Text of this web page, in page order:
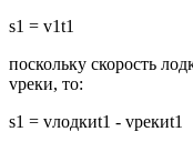
s1 = v1t1
поскольку скорость
vреки, то:
s1 = vлодкиt1 - vрекиt1